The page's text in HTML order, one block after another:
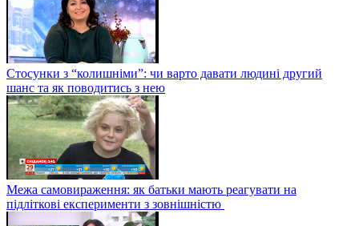
Стосунки з “колишніми”: чи варто давати людині другий
шанс та як поводитись з нею
Межа самовираження: як батьки мають реагувати на
підліткові експерименти з зовнішністю